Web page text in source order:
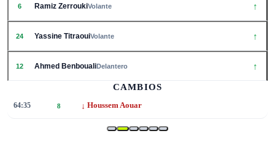
6 Ramiz ZerroukiVolante ↑
24 Yassine TitraouiVolante ↑
12 Ahmed BenboualiDelantero ↑
CAMBIOS
64:35 8 ↓ Houssem Aouar